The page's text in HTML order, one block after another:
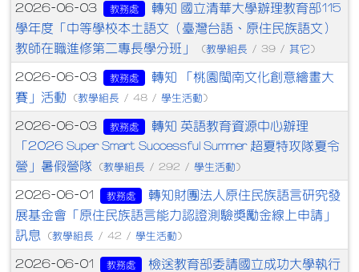
2026-06-03 教務處
轉知 國立清華大學辦理教育部115
學年度「中等學校本土語文（臺灣台語、原住民族語文）
教師在職進修第二專長學分班」
(教學組長 / 39 / 其它 )
2026-06-03 教務處
轉知 「桃園閩南文化創意繪畫大
賽」活動
(教學組長 / 48 / 學生活動 )
2026-06-03 教務處
轉知 英語教育資源中心辦理
「2026 Super Smart Successful Summer 超夏特攻隊夏令
營」暑假營隊
(教學組長 / 292 / 學生活動 )
2026-06-01 教務處
轉知財團法人原住民族語言研究發
展基金會「原住民族語言能力認證測驗獎勵金線上申請」
訊息
(教學組長 / 42 / 學生活動 )
2026-06-01 教務處
檢送教育部委請國立成功大學執行